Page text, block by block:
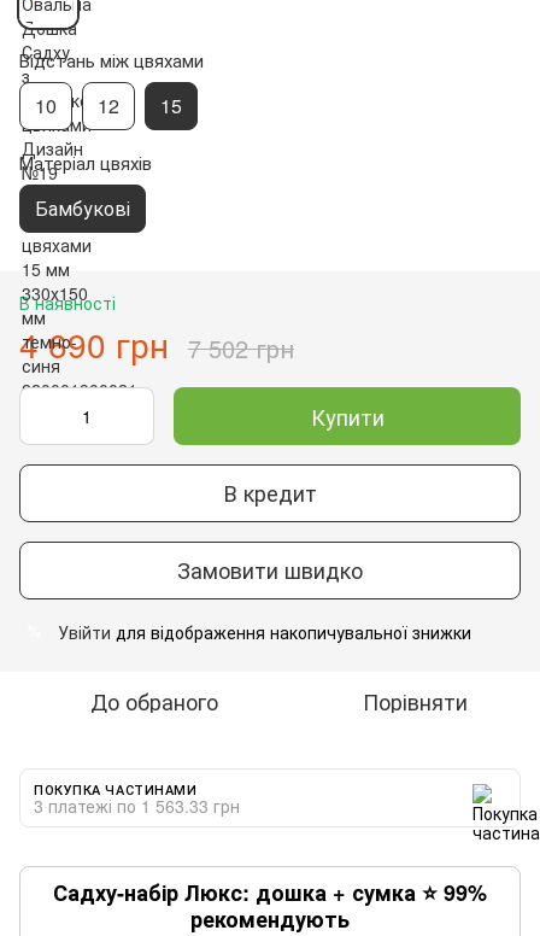
Відстань між цвяхами
10 12 15
Матеріал цвяхів
Бамбукові
В наявності
4 690 грн 7 502 грн
Купити
В кредит
Замовити швидко
Увійти для відображення накопичувальної знижки
До обраного Порівняти
ПОКУПКА ЧАСТИНАМИ
3 платежі по 1 563.33 грн
Садху-набір Люкс: дошка + сумка ⭐ 99%
рекомендують